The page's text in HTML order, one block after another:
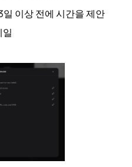
일 이상 전에 시간을 제안